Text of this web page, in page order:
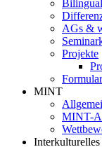
AGs &
Projekte
MINT
MINT-
Interkulturelles